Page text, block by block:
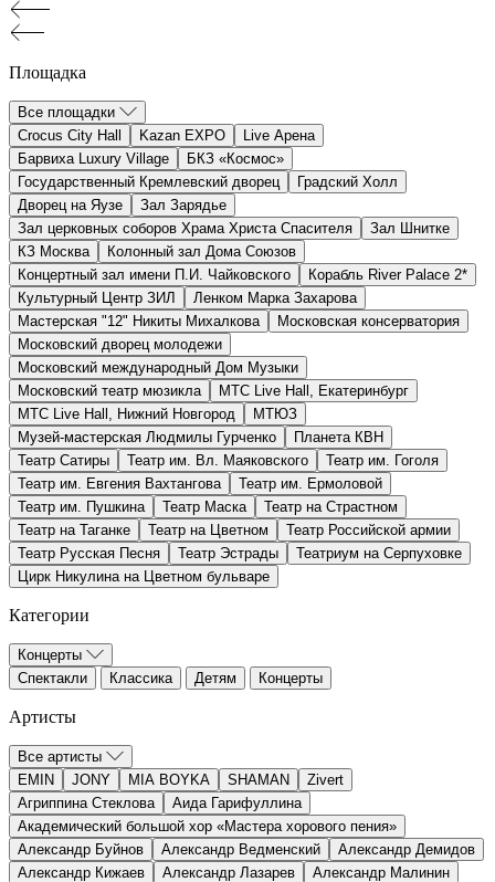
Площадка
Все площадки
Crocus City Hall
Kazan EXPO
Live Арена
Барвиха Luxury Village
БКЗ «Космос»
Государственный Кремлевский дворец
Градский Холл
Дворец на Яузе
Зал Зарядье
Зал церковных соборов Храма Христа Спасителя
Зал Шнитке
КЗ Москва
Колонный зал Дома Союзов
Концертный зал имени П.И. Чайковского
Корабль River Palace 2*
Культурный Центр ЗИЛ
Ленком Марка Захарова
Мастерская "12" Никиты Михалкова
Московская консерватория
Московский дворец молодежи
Московский международный Дом Музыки
Московский театр мюзикла
МТС Live Hall, Екатеринбург
МТС Live Hall, Нижний Новгород
МТЮЗ
Музей-мастерская Людмилы Гурченко
Планета КВН
Театр Cатиры
Театр им. Вл. Маяковского
Театр им. Гоголя
Театр им. Евгения Вахтангова
Театр им. Ермоловой
Театр им. Пушкина
Театр Маска
Театр на Страстном
Театр на Таганке
Театр на Цветном
Театр Российской армии
Театр Русская Песня
Театр Эстрады
Театриум на Серпуховке
Цирк Никулина на Цветном бульваре
Категории
Концерты
Спектакли
Классика Детям Концерты
Артисты
Все артисты
EMIN
JONY MIA BOYKA SHAMAN
Zivert
Агриппина Стеклова
Аида Гарифуллина
Академический большой хор «Мастера хорового пения»
Александр Буйнов
Александр Ведменский
Александр Демидов
Александр Кижаев
Александр Лазарев
Александр Малинин